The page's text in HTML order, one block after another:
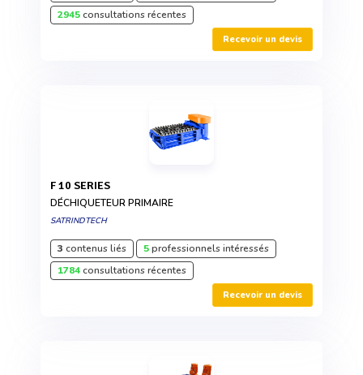
2945consultations récentes
Recevoir un devis
F 10 SERIES
DÉCHIQUETEUR PRIMAIRE
SATRINDTECH
3 contenus liés 5professionnels intéressés
1784consultations récentes
Recevoir un devis